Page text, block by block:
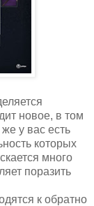
новое, в том
у вас есть
которых
много
поразить
к обратно